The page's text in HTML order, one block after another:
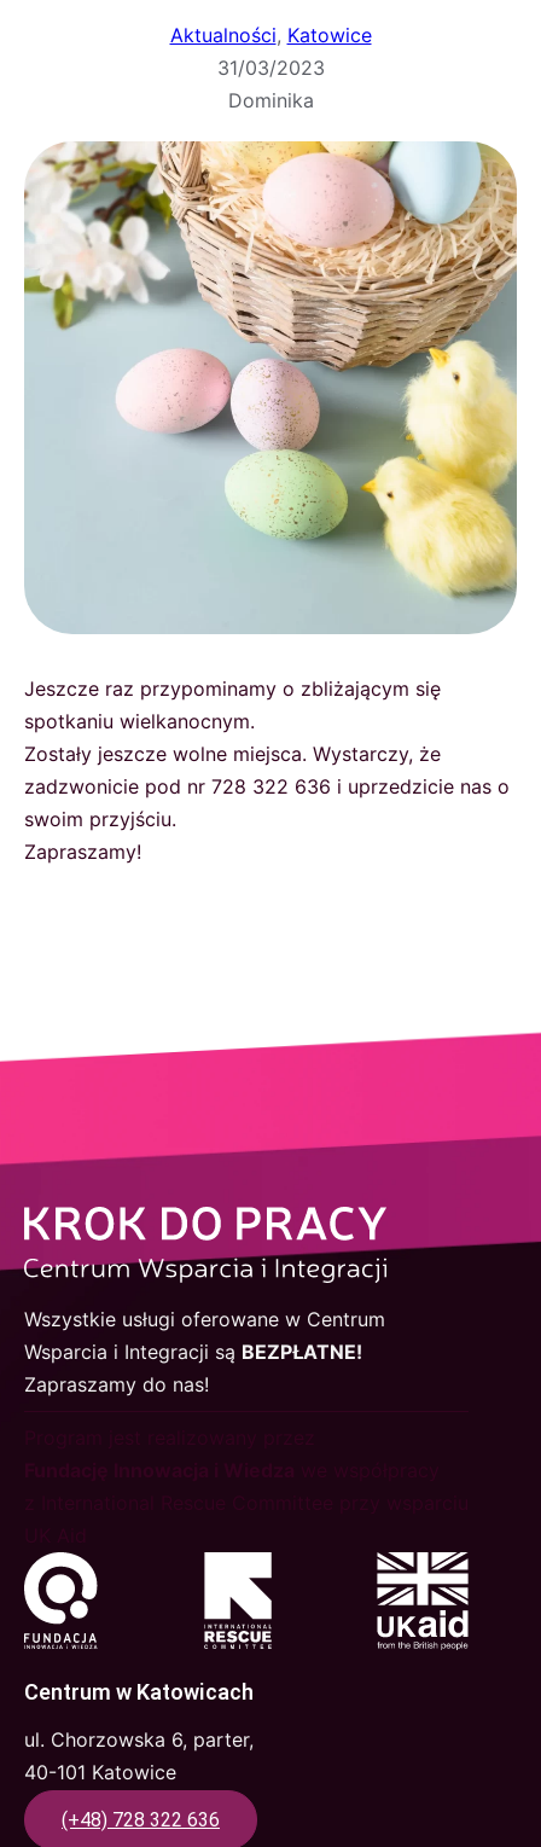
Dominika
31/03/2023
Aktualności, Katowice
Jeszcze raz przypominamy o zbliżającym się
spotkaniu wielkanocnym.
Zostały jeszcze wolne miejsca. Wystarczy, że
zadzwonicie pod nr 728 322 636 i uprzedzicie nas o
swoim przyjściu.
Zapraszamy!
Wszystkie usługi oferowane w Centrum
Wsparcia i Integracji są BEZPŁATNE!
Zapraszamy do nas!
Centrum w Katowicach
ul. Chorzowska 6, parter,
40-101 Katowice
(+48) 728 322 636